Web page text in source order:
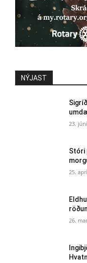
NÝJAST
23.
Stóri
25.
26.